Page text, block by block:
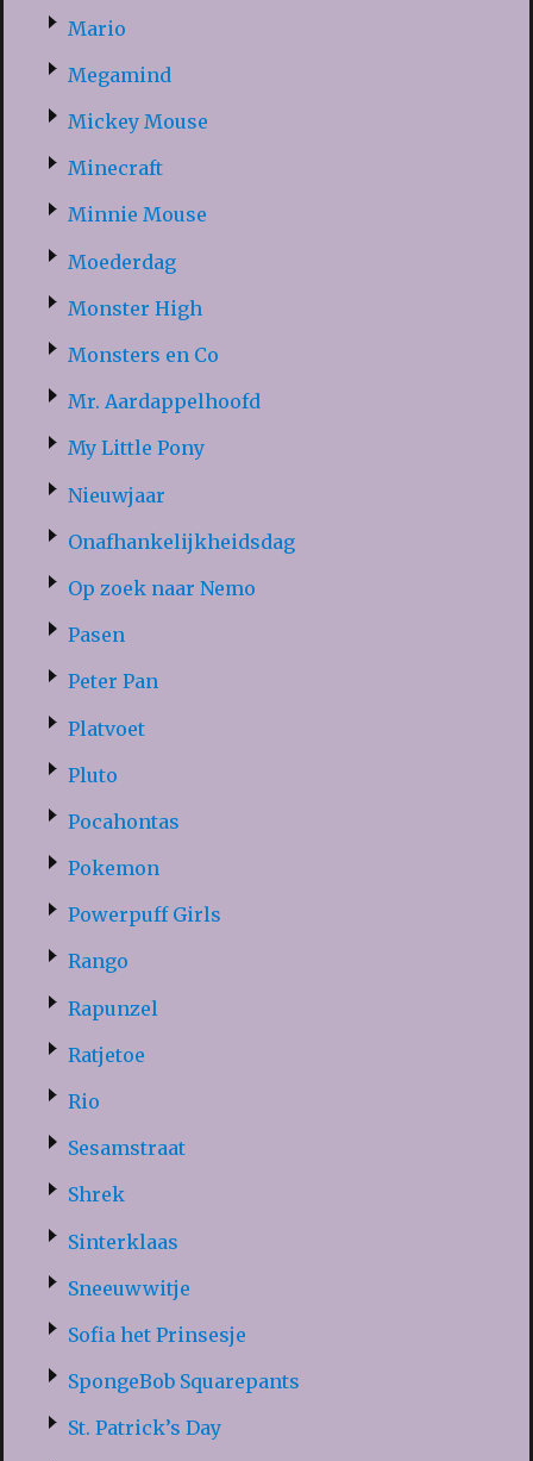
Mario
Megamind
Mickey Mouse
Minecraft
Minnie Mouse
Moederdag
Monster High
Monsters en Co
Mr. Aardappelhoofd
My Little Pony
Nieuwjaar
Onafhankelijkheidsdag
Op zoek naar Nemo
Pasen
Peter Pan
Platvoet
Pluto
Pocahontas
Pokemon
Powerpuff Girls
Rango
Rapunzel
Ratjetoe
Rio
Sesamstraat
Shrek
Sinterklaas
Sneeuwwitje
Sofia het Prinsesje
SpongeBob Squarepants
St. Patrick’s Day